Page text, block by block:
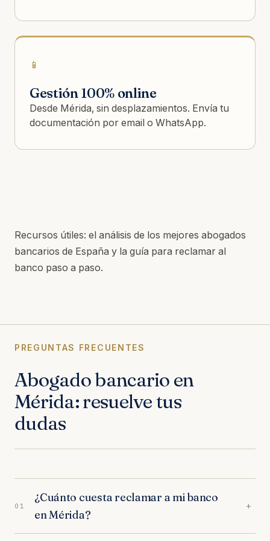
📱
Gestión 100% online
Desde Mérida, sin desplazamientos. Envía tu
documentación por email o WhatsApp.
Recursos útiles: el análisis de los mejores abogados
bancarios de España y la guía para reclamar al
banco paso a paso.
PREGUNTAS FRECUENTES
Abogado bancario en
Mérida: resuelve tus
dudas
01
¿Cuánto cuesta reclamar a mi banco
en Mérida?
+